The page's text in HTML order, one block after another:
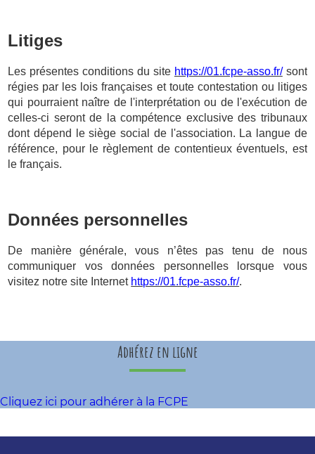
Litiges
Les présentes conditions du site https://01.fcpe-asso.fr/sont
régies par les lois françaises et toute contestation ou litiges
qui pourraient naître de l'interprétation ou de l'exécution de
celles-ci seront de la compétence exclusive des tribunaux
dont dépend le siège social de l'association. La langue de
référence, pour le règlement de contentieux éventuels, est
le français.
Données personnelles
De manière générale, vous n’êtes pas tenu de nous
communiquer vos données personnelles lorsque vous
visitez notre site Internet https://01.fcpe-asso.fr/.
Adhérez en ligne
Cliquez ici pour adhérer à la FCPE